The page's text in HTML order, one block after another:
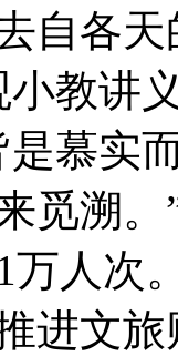
自各
教讲
慕实
觅溯
万人次
进文